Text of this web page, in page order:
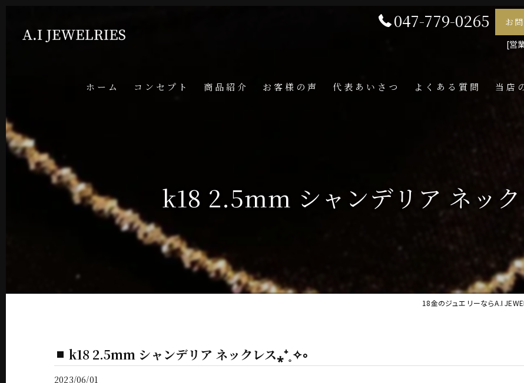
047-779-0265 お
[営
ホーム コンセプト 商品紹介 お客様の声 代表あいさつ よくある質問 当店
ペンダ
k18 2.5mm シャンデリア ネック
18金のジュエリーならA.I
k18 2.5mm シャンデリア ネックレス⁎⁺˳✧༚
2023/06/01